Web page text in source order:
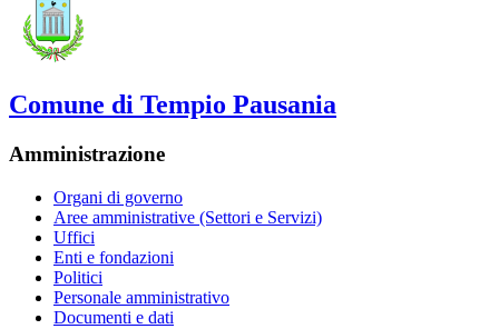
Comune di Tempio Pausania
Amministrazione
Organi di governo
Aree amministrative (Settori e Servizi)
Uffici
Enti e fondazioni
Politici
Personale amministrativo
Documenti e dati